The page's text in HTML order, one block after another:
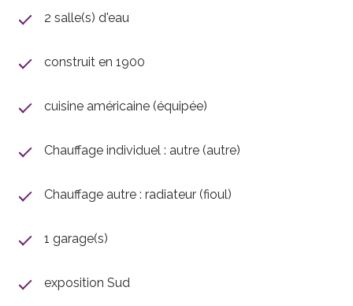
On visite ? Contactez-nous !
2 salle(s) d'eau
construit en 1900
cuisine américaine (équipée)
Chauffage individuel : autre (autre)
Chauffage autre : radiateur (fioul)
1 garage(s)
exposition Sud